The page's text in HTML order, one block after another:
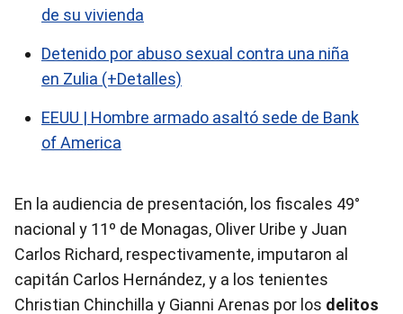
de su vivienda
Detenido por abuso sexual contra una niña
en Zulia (+Detalles)
EEUU | Hombre armado asaltó sede de Bank
of America
En la audiencia de presentación, los fiscales 49°
nacional y 11º de Monagas, Oliver Uribe y Juan
Carlos Richard, respectivamente, imputaron al
capitán Carlos Hernández, y a los tenientes
Christian Chinchilla y Gianni Arenas por los delitos